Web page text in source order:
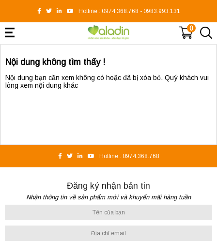
Hotline : 0974.368.768 - 0983.993.131
0
Nội dung không tìm thấy !
Nội dung bạn cần xem không có hoặc đã bị xóa bỏ. Quý khách vui
lòng xem nội dung khác
Hotline : 0974.368.768
Đăng ký nhận bản tin
Nhận thông tin về sản phẩm mới và khuyến mãi hàng tuần